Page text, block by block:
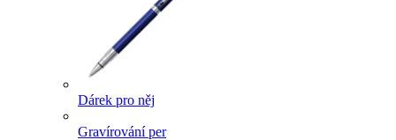
Dárek pro něj
Gravírování per